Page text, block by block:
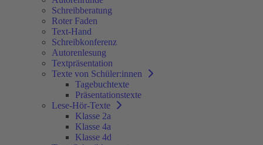
Schreibberatung
Roter Faden
Text-Hand
Schreibkonferenz
Autorenlesung
Textpräsentation
Texte von Schüler:innen
Tagebuchtexte
Präsentationstexte
Lese-Hör-Texte
Klasse 2a
Klasse 4a
Klasse 4d